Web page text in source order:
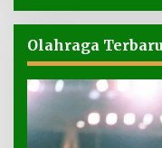
Olahraga Terbaru